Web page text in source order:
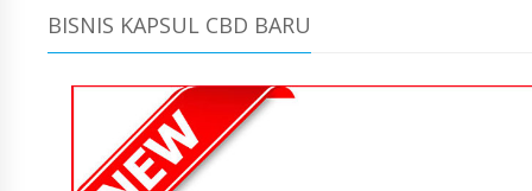
BISNIS KAPSUL CBD BARU